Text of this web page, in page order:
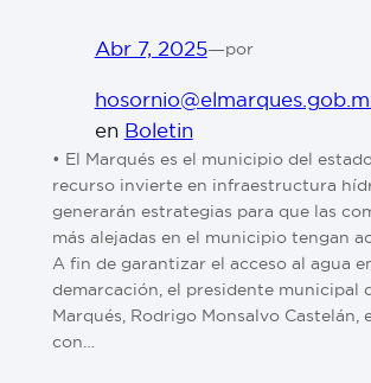
Abr 7, 2025—por
en Boletin
• El Marqués es el municipio del
recurso invierte en infraestructura
generarán estrategias para que las
más alejadas en el municipio tengan
A fin de garantizar el acceso al agua
demarcación, el presidente municipal
Marqués, Rodrigo Monsalvo Castelán,
con…